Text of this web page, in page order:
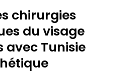
chirurgies
du visage
avec Tunisie